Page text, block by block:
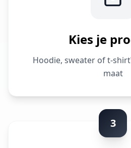
Kies je
Hoodie, sweater of t-
maat
3